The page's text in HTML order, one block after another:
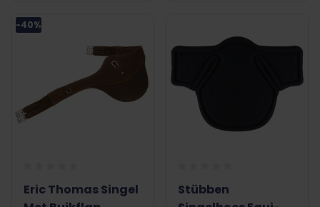
-40%
Eric Thomas Singel
Stübben